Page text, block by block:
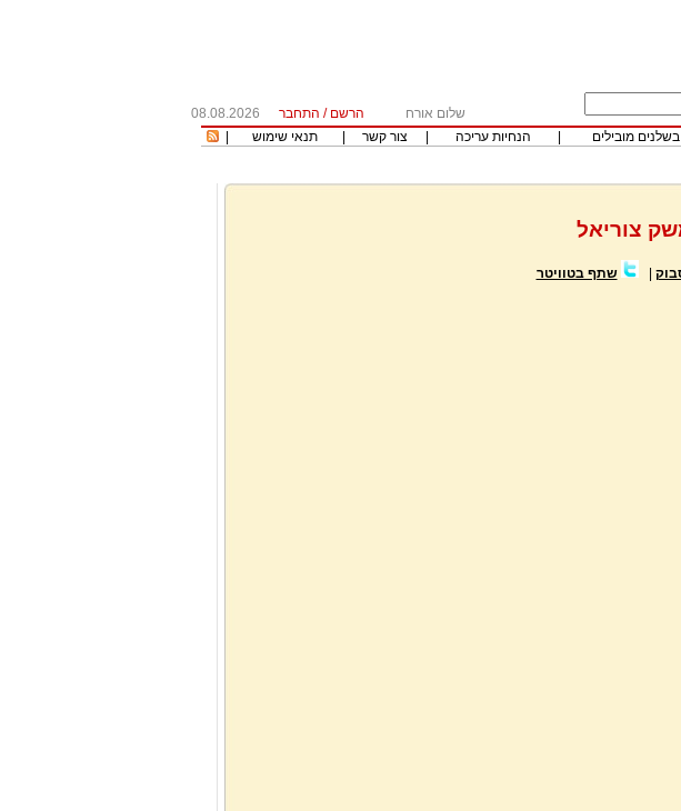
שלום אורח הרשם / התחבר
08.08.2026
בשלנים מובילים הנחיות עריכה צור קשר תנאי שימוש
צוריאל
שתף בטוויטר